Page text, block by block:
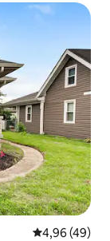
4,96 af 5 í
4,96 (49)